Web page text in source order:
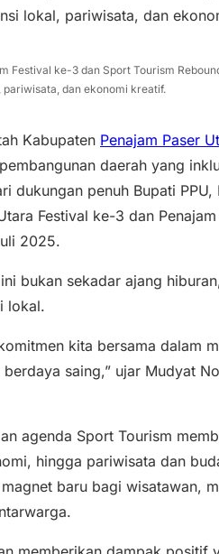
lokal, pariwisata, dan
Festival ke-3 dan Sport Tourism
dan ekonomi kreatif.
Kabupaten Penajam Paser
daerah yang
dukungan penuh Bupati
Festival ke-3 dan
2025.
bukan sekadar ajang
lokal.
kita bersama dalam
saing,” ujar Mudyat
agenda Sport Tourism
hingga pariwisata dan
baru bagi wisatawan,